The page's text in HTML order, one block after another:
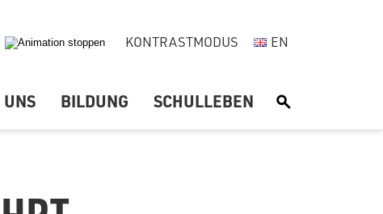
KONTRASTMODUS EN
UNS BILDUNG SCHULLEBEN S